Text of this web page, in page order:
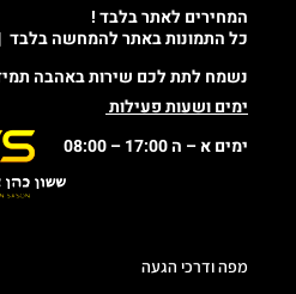
המחירים לאתר בלבד !
כל התמונות באתר להמחשה
נשמח לתת לכם שירות באהבה
ימים ושעות פעילות
ימים א – ה 17:00 – 08:00
מפה ודרכי הגעה